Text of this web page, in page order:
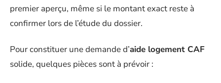
premier aperçu, même si le montant exact reste à
confirmer lors de l’étude du dossier.
Pour constituer une demande d’aide logement CAF
solide, quelques pièces sont à prévoir :